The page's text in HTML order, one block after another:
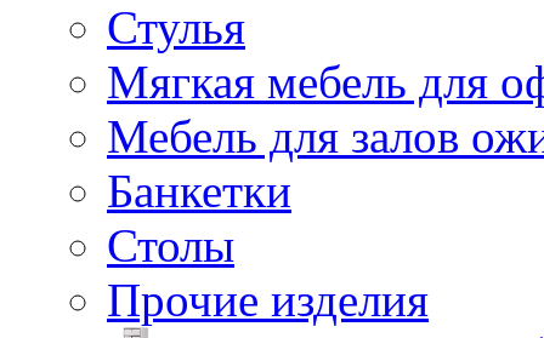
Стулья
Мягкая мебель для
Мебель для залов
Банкетки
Столы
Прочие изделия